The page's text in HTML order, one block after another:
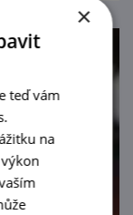
×
teď vám
na